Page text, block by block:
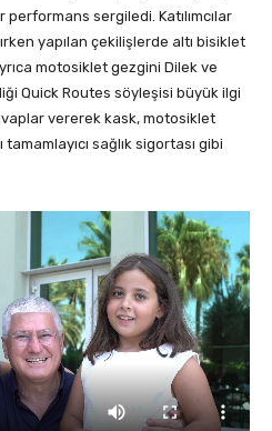
sergiledi. Katılımcılar
yapılan çekilişlerde altı bisiklet
motosiklet gezgini Dilek ve
Quick Routes söyleşisi büyük ilgi
vererek kask, motosiklet
sağlık sigortası gibi